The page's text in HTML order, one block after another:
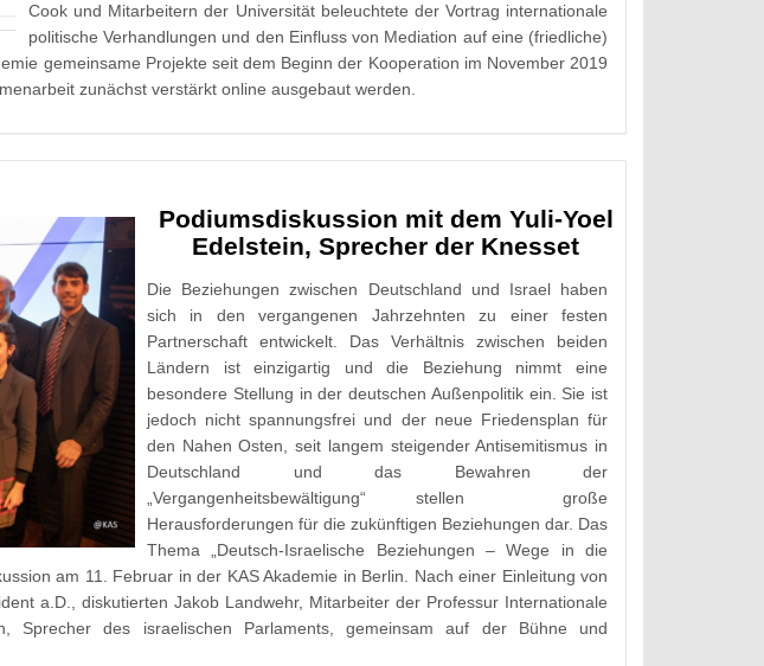
Cook und Mitarbeitern der Universität beleuchtete der Vortrag internationale
politische Verhandlungen und den Einfluss von Mediation auf eine (friedliche)
gemeinsame Projekte seit dem Beginn der Kooperation im November 2019
zunächst verstärkt online ausgebaut werden.
Podiumsdiskussion mit dem Yuli-Yoel
Edelstein, Sprecher der Knesset
Die Beziehungen zwischen Deutschland und Israel haben
sich in den vergangenen Jahrzehnten zu einer festen
Partnerschaft entwickelt. Das Verhältnis zwischen beiden
Ländern ist einzigartig und die Beziehung nimmt eine
besondere Stellung in der deutschen Außenpolitik ein. Sie ist
jedoch nicht spannungsfrei und der neue Friedensplan für
den Nahen Osten, seit langem steigender Antisemitismus in
Deutschland und das Bewahren der
„Vergangenheitsbewältigung“ stellen große
Herausforderungen für die zukünftigen Beziehungen dar. Das
Thema „Deutsch-Israelische Beziehungen – Wege in die
am 11. Februar in der KAS Akademie in Berlin. Nach einer Einleitung von
a.D., diskutierten Jakob Landwehr, Mitarbeiter der Professur Internationale
Sprecher des israelischen Parlaments, gemeinsam auf der Bühne und